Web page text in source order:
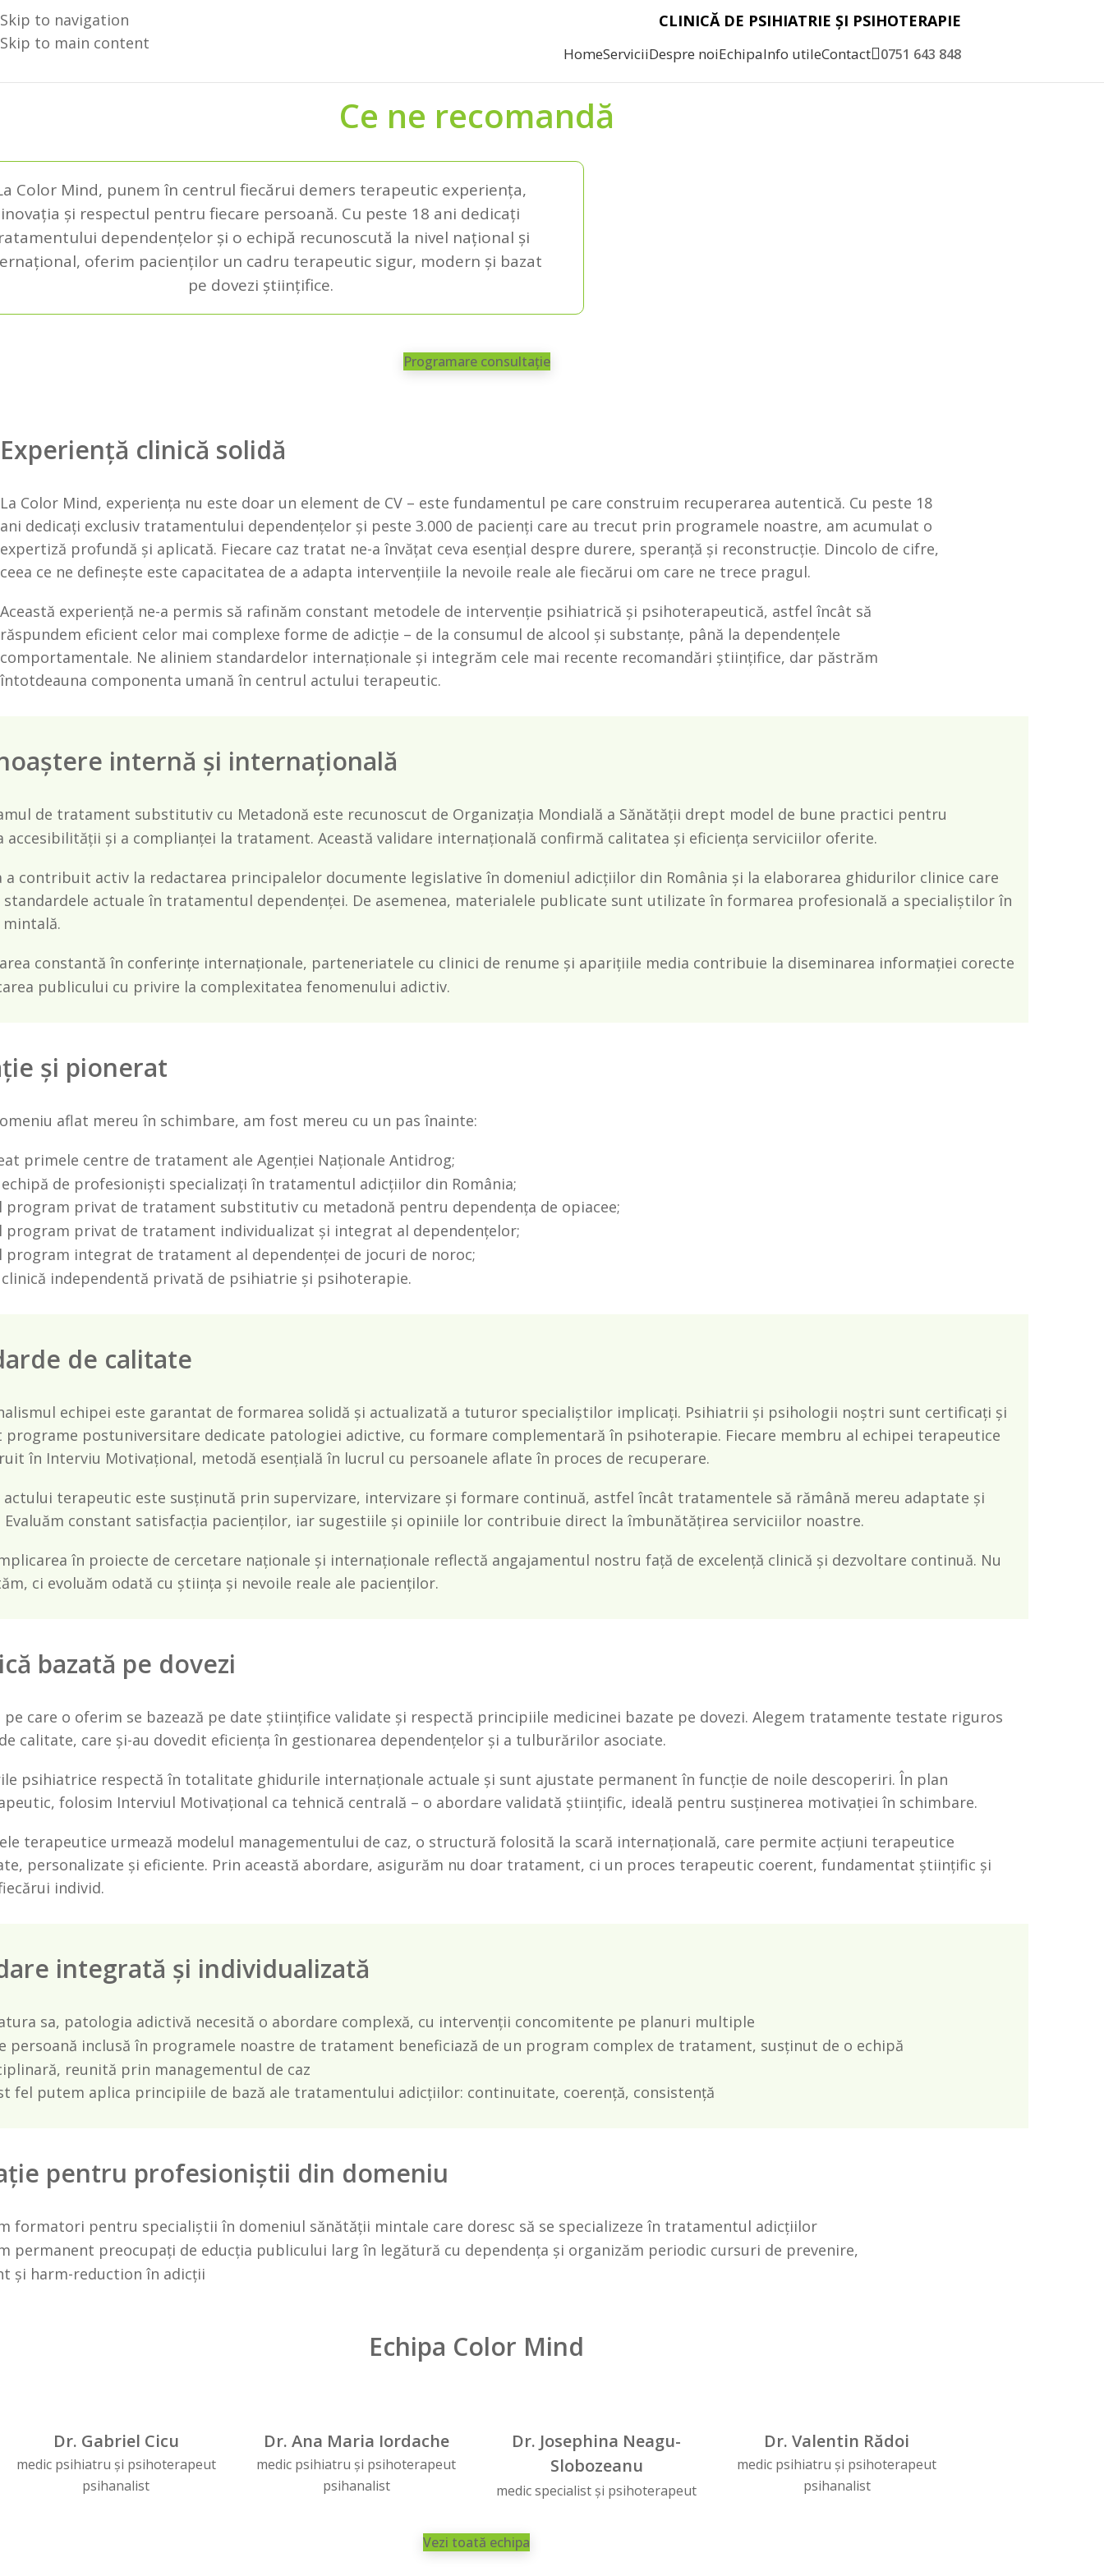
Skip to navigation
Skip to main content
CLINICĂ DE PSIHIATRIE ȘI PSIHOTERAPIE
HomeServiciiDespre noiEchipaInfo utileContact 0751 643 848
Ce ne recomandă
Color Mind, punem în centrul fiecărui demers terapeutic experiența,
inovația și respectul pentru fiecare persoană. Cu peste 18 ani dedicați
dependențelor și o echipă recunoscută la nivel național și
oferim pacienților un cadru terapeutic sigur, modern și bazat
pe dovezi științifice.
Programare consultație
Experiență clinică solidă
La Color Mind, experiența nu este doar un element de CV – este fundamentul pe care construim recuperarea autentică. Cu peste 18
ani dedicați exclusiv tratamentului dependențelor și peste 3.000 de pacienți care au trecut prin programele noastre, am acumulat o
expertiză profundă și aplicată. Fiecare caz tratat ne-a învățat ceva esențial despre durere, speranță și reconstrucție. Dincolo de cifre,
ceea ce ne definește este capacitatea de a adapta intervențiile la nevoile reale ale fiecărui om care ne trece pragul.
Această experiență ne-a permis să rafinăm constant metodele de intervenție psihiatrică și psihoterapeutică, astfel încât să
răspundem eficient celor mai complexe forme de adicție – de la consumul de alcool și substanțe, până la dependențele
comportamentale. Ne aliniem standardelor internaționale și integrăm cele mai recente recomandări științifice, dar păstrăm
întotdeauna componenta umană în centrul actului terapeutic.
internă și internațională
de tratament substitutiv cu Metadonă este recunoscut de Organizația Mondială a Sănătății drept model de bune practici pentru
accesibilității și a complianței la tratament. Această validare internațională confirmă calitatea și eficiența serviciilor oferite.
a contribuit activ la redactarea principalelor documente legislative în domeniul adicțiilor din România și la elaborarea ghidurilor clinice care
actuale în tratamentul dependenței. De asemenea, materialele publicate sunt utilizate în formarea profesională a specialiștilor în
constantă în conferințe internaționale, parteneriatele cu clinici de renume și aparițiile media contribuie la diseminarea informației corecte
publicului cu privire la complexitatea fenomenului adictiv.
și pionerat
aflat mereu în schimbare, am fost mereu cu un pas înainte:
primele centre de tratament ale Agenției Naționale Antidrog;
de profesioniști specializați în tratamentul adicțiilor din România;
privat de tratament substitutiv cu metadonă pentru dependența de opiacee;
privat de tratament individualizat și integrat al dependențelor;
integrat de tratament al dependenței de jocuri de noroc;
independentă privată de psihiatrie și psihoterapie.
de calitate
echipei este garantat de formarea solidă și actualizată a tuturor specialiștilor implicați. Psihiatrii și psihologii noștri sunt certificați și
programe postuniversitare dedicate patologiei adictive, cu formare complementară în psihoterapie. Fiecare membru al echipei terapeutice
în Interviu Motivațional, metodă esențială în lucrul cu persoanele aflate în proces de recuperare.
actului terapeutic este susținută prin supervizare, intervizare și formare continuă, astfel încât tratamentele să rămână mereu adaptate și
Evaluăm constant satisfacția pacienților, iar sugestiile și opiniile lor contribuie direct la îmbunătățirea serviciilor noastre.
în proiecte de cercetare naționale și internaționale reflectă angajamentul nostru față de excelență clinică și dezvoltare continuă. Nu
ci evoluăm odată cu știința și nevoile reale ale pacienților.
bazată pe dovezi
care o oferim se bazează pe date științifice validate și respectă principiile medicinei bazate pe dovezi. Alegem tratamente testate riguros
calitate, care și-au dovedit eficiența în gestionarea dependențelor și a tulburărilor asociate.
psihiatrice respectă în totalitate ghidurile internaționale actuale și sunt ajustate permanent în funcție de noile descoperiri. În plan
folosim Interviul Motivațional ca tehnică centrală – o abordare validată științific, ideală pentru susținerea motivației în schimbare.
terapeutice urmează modelul managementului de caz, o structură folosită la scară internațională, care permite acțiuni terapeutice
personalizate și eficiente. Prin această abordare, asigurăm nu doar tratament, ci un proces terapeutic coerent, fundamentat științific și
individ.
integrată și individualizată
sa, patologia adictivă necesită o abordare complexă, cu intervenții concomitente pe planuri multiple
persoană inclusă în programele noastre de tratament beneficiază de un program complex de tratament, susținut de o echipă
reunită prin managementul de caz
fel putem aplica principiile de bază ale tratamentului adicțiilor: continuitate, coerență, consistență
pentru profesioniștii din domeniu
formatori pentru specialiștii în domeniul sănătății mintale care doresc să se specializeze în tratamentul adicțiilor
permanent preocupați de educția publicului larg în legătură cu dependența și organizăm periodic cursuri de prevenire,
și harm-reduction în adicții
Echipa Color Mind
Dr. Gabriel Cicu
medic psihiatru și psihoterapeut
psihanalist
Dr. Ana Maria Iordache
medic psihiatru și psihoterapeut
psihanalist
Dr. Josephina Neagu-
Slobozeanu
medic specialist și psihoterapeut
Dr. Valentin Rădoi
medic psihiatru și psihoterapeut
psihanalist
Vezi toată echipa